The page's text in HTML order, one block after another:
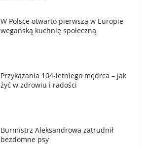
W Polsce otwarto pierwszą w Europie
wegańską kuchnię społeczną
Przykazania 104-letniego mędrca – jak
żyć w zdrowiu i radości
Burmistrz Aleksandrowa zatrudnił
bezdomne psy